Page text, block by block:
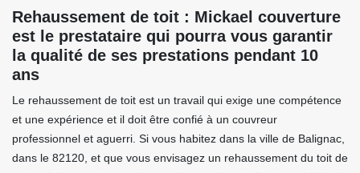
Rehaussement de toit : Mickael couverture
est le prestataire qui pourra vous garantir
la qualité de ses prestations pendant 10
ans
Le rehaussement de toit est un travail qui exige une compétence
et une expérience et il doit être confié à un couvreur
professionnel et aguerri. Si vous habitez dans la ville de Balignac,
dans le 82120, et que vous envisagez un rehaussement du toit de